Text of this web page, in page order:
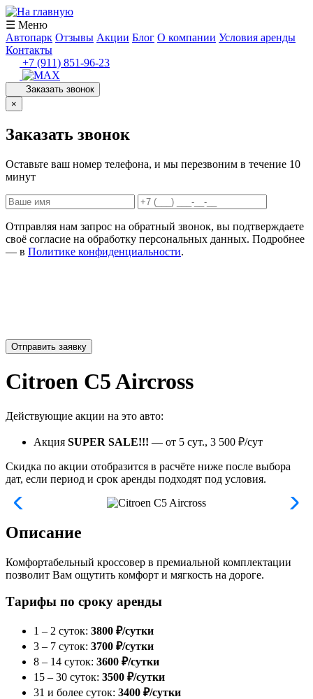
☰ Меню
Автопарк Отзывы Акции Блог О компании Условия аренды
Контакты
+7 (911) 851-96-23
Заказать звонок
×
Заказать звонок
Оставьте ваш номер телефона, и мы перезвоним в течение 10
минут
Отправляя нам запрос на обратный звонок, вы подтверждаете
своё согласие на обработку персональных данных. Подробнее
— в Политике конфиденциальности.
Отправить заявку
Citroen C5 Aircross
Действующие акции на это авто:
Акция SUPER SALE!!! — от 5 сут., 3 500 ₽/сут
Скидка по акции отобразится в расчёте ниже после выбора
дат, если период и срок аренды подходят под условия.
Описание
Комфортабельный кроссовер в премиальной комплектации
позволит Вам ощутить комфорт и мягкость на дороге.
Тарифы по сроку аренды
1 – 2 суток: 3800 ₽/сутки
3 – 7 суток: 3700 ₽/сутки
8 – 14 суток: 3600 ₽/сутки
15 – 30 суток: 3500 ₽/сутки
31 и более суток: 3400 ₽/сутки